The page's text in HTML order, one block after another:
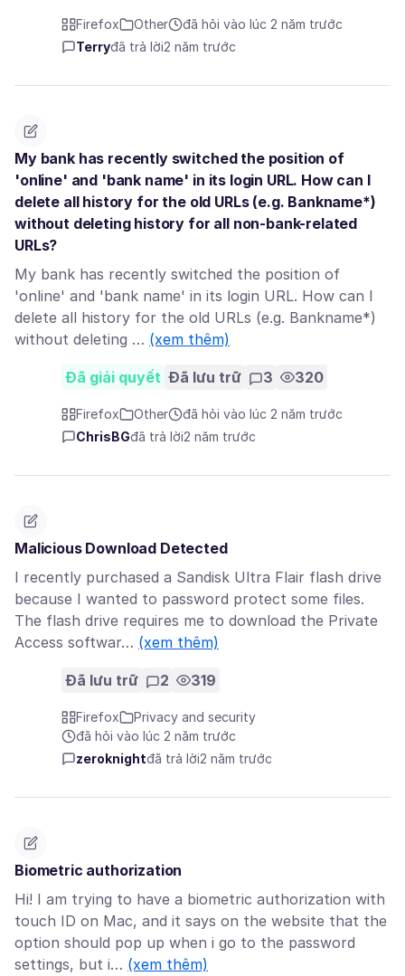
Firefox Other
đã hỏi vào lúc 2 năm trước
Terryđã trả lời2 năm trước
My bank has recently switched the position of
'online' and 'bank name' in its login URL. How can I
delete all history for the old URLs (e.g. Bankname*)
without deleting history for all non-bank-related
URLs?
My bank has recently switched the position of
'online' and 'bank name' in its login URL. How can I
delete all history for the old URLs (e.g. Bankname*)
without deleting … (xem thêm)
Đã giải quyết Đã lưu trữ 3 320
Firefox Other
đã hỏi vào lúc 2 năm trước
ChrisBGđã trả lời2 năm trước
Malicious Download Detected
I recently purchased a Sandisk Ultra Flair flash drive
because I wanted to password protect some files.
The flash drive requires me to download the Private
Access softwar… (xem thêm)
Đã lưu trữ 2 319
Firefox
Privacy and security
đã hỏi vào lúc 2 năm trước
zeroknightđã trả lời2 năm trước
Biometric authorization
Hi! I am trying to have a biometric authorization with
touch ID on Mac, and it says on the website that the
option should pop up when i go to the password
settings, but i… (xem thêm)